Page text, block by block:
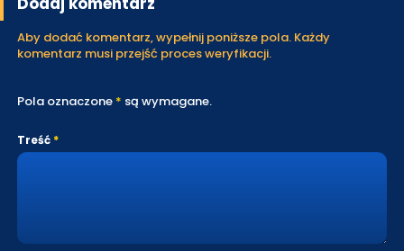
Aby dodać komentarz, wypełnij poniższe pola. Każdy
komentarz musi przejść proces weryfikacji.
Pola oznaczone * są wymagane.
Treść